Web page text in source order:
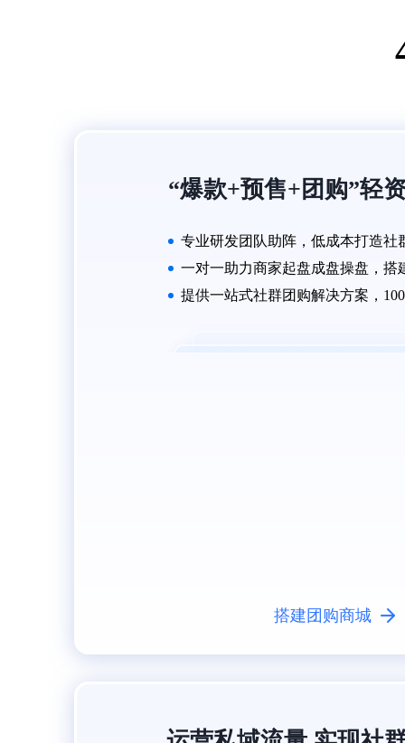
“爆款+预售+团购”轻
专业研发团队助阵，低成本打造社
一对一助力商家起盘成盘操盘，搭
提供一站式社群团购解决方案，
搭建团购商城